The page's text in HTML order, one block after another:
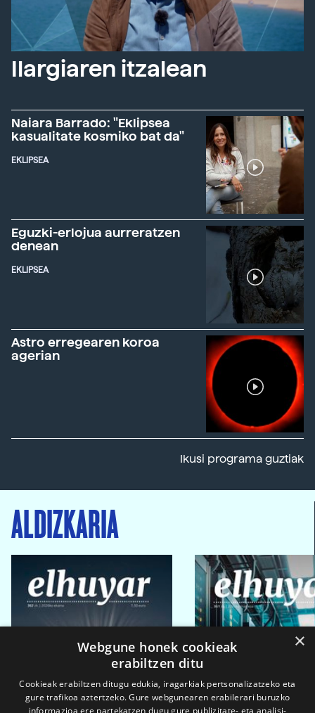
Ilargiaren itzalean
Naiara Barrado: "Eklipsea
kasualitate kosmiko bat da"
EKLIPSEA
Eguzki-erlojua aurreratzen
denean
EKLIPSEA
Astro erregearen koroa
agerian
Ikusi programa guztiak
ALDIZKARIA
×
Webgune honek cookieak
erabiltzen ditu
Cookieak erabiltzen ditugu edukia, iragarkiak pertsonalizatzeko eta
gure trafikoa aztertzeko. Gure webgunearen erabilerari buruzko
informazioa ere partekatzen dugu gure publizitate- eta analisi-